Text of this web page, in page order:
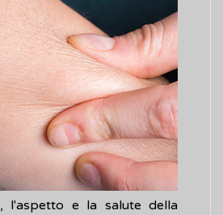
, l'aspetto e la salute della